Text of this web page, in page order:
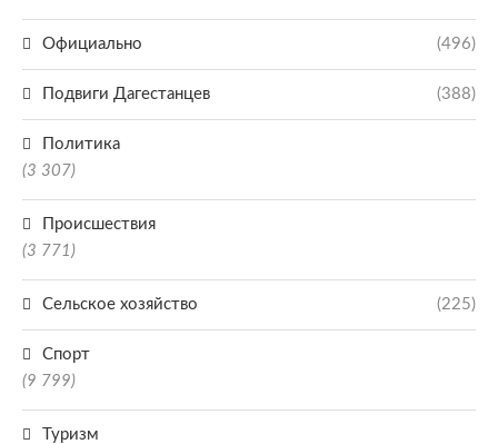
Официально (496)
Подвиги Дагестанцев (388)
Политика
(3 307)
Происшествия
(3 771)
Сельское хозяйство (225)
Спорт
(9 799)
Туризм